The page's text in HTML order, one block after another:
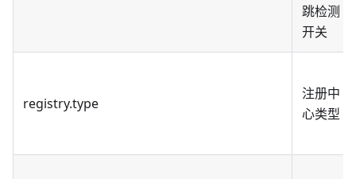
跳检测
开关
registry.type
注册中
心类型